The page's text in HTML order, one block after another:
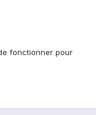
fonctionner pour